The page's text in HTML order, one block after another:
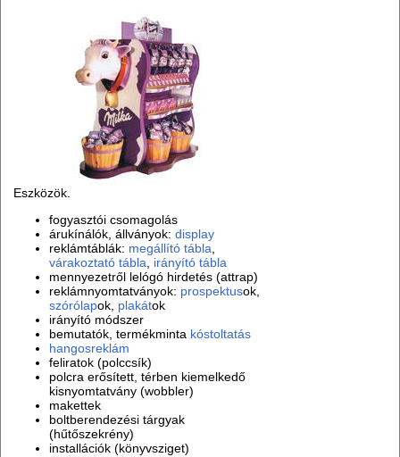
Eszközök.
fogyasztói csomagolás
árukínálók, állványok:display
reklámtáblák: megállító tábla
várakoztató tábla
irányító tábla
mennyezetről lelógó hirdetés (attrap)
reklámnyomtatványok: prospektusok,
szórólapok, plakátok
irányító módszer
bemutatók, termékminta kóstoltatás
hangosreklám
feliratok (polccsík)
polcra erősített, térben kiemelkedő
kisnyomtatvány (wobbler)
makettek
boltberendezési tárgyak
(hűtőszekrény)
installációk (könyvsziget)